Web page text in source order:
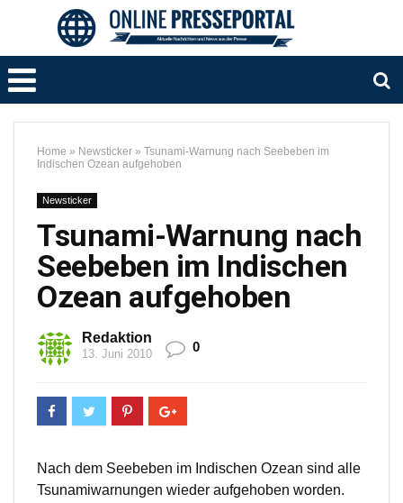
Home » Newsticker » Tsunami-Warnung nach Seebeben im
Indischen Ozean aufgehoben
Newsticker
Tsunami-Warnung nach
Seebeben im Indischen
Ozean aufgehoben
Redaktion
13. Juni 2010 0
Nach dem Seebeben im Indischen Ozean sind alle
Tsunamiwarnungen wieder aufgehoben worden.